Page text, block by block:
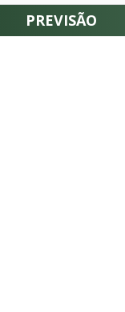
PREVISÃO